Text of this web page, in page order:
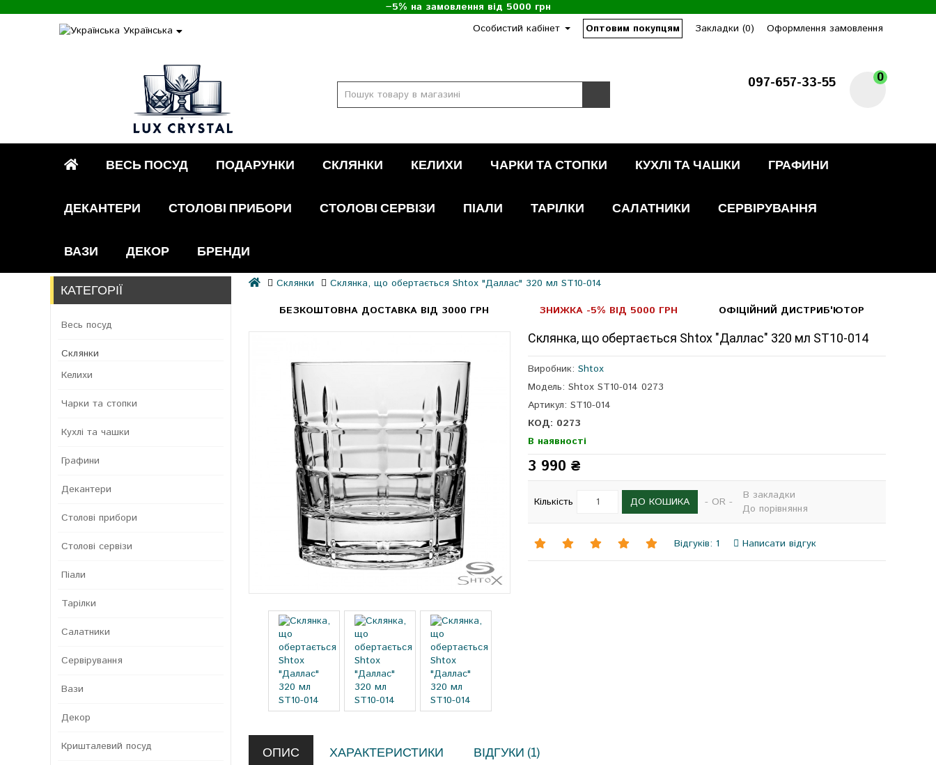
−5% на замовлення від 5000 грн
Українська
Особистий кабінет Оптовим покупцям Закладки (0) Оформлення замовлення
097-657-33-55 0
ВЕСЬ ПОСУД ПОДАРУНКИ СКЛЯНКИ КЕЛИХИ ЧАРКИ ТА СТОПКИ КУХЛІ ТА ЧАШКИ ГРАФИНИ
ДЕКАНТЕРИ СТОЛОВІ ПРИБОРИ СТОЛОВІ СЕРВІЗИ ПІАЛИ ТАРІЛКИ САЛАТНИКИ СЕРВІРУВАННЯ
ВАЗИ ДЕКОР БРЕНДИ
КАТЕГОРІЇ
Весь посуд
Склянки
Келихи
Чарки та стопки
Кухлі та чашки
Графини
Декантери
Столові прибори
Столові сервізи
Піали
Тарілки
Салатники
Сервірування
Вази
Декор
Кришталевий посуд
Склянки
Склянка, що обертається Shtox "Даллас" 320 мл ST10-014
БЕЗКОШТОВНА ДОСТАВКА ВІД 3000 ГРН
ЗНИЖКА -5% ВІД 5000 ГРН ОФІЦІЙНИЙ ДИСТРИБ'ЮТОР
Склянка, що обертається Shtox "Даллас" 320 мл ST10-014
Виробник:Shtox
Модель: Shtox ST10-014 0273
Артикул: ST10-014
КОД: 0273
В наявності
3 990 ₴
Кількість ДО КОШИКА - OR -
В закладки
До порівняння
Відгуків: 1 Написати відгук
ОПИС ХАРАКТЕРИСТИКИ ВІДГУКИ (1)